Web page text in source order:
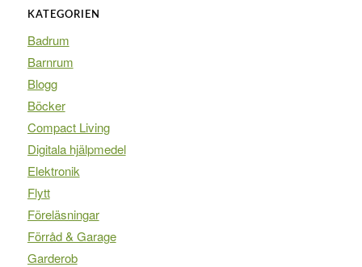
KATEGORIEN
Badrum
Barnrum
Blogg
Böcker
Compact Living
Digitala hjälpmedel
Elektronik
Flytt
Föreläsningar
Förråd & Garage
Garderob